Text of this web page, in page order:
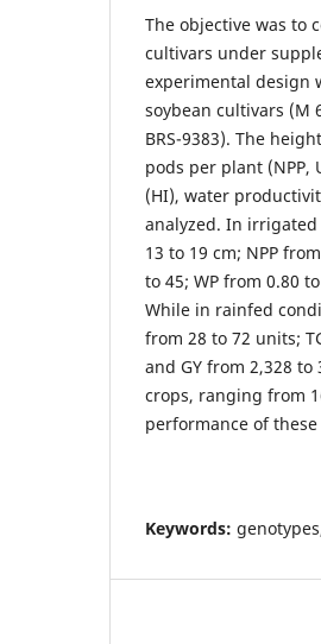
The objective was to
cultivars under
experimental design
soybean cultivars (M
BRS-9383). The
pods per plant (NPP,
(HI), water
analyzed. In
13 to 19 cm; NPP
to 45; WP from 0.80
While in rainfed
from 28 to 72 units;
and GY from 2,328 to
crops, ranging from
performance of
Keywords: